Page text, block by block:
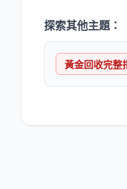
探索其他主題：
黃金回收完整